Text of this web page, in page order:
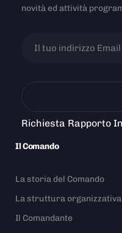
novità ed attività
Richiesta Rapporto
Il Comando
La storia del Comando
La struttura organizzativa
Il Comandante